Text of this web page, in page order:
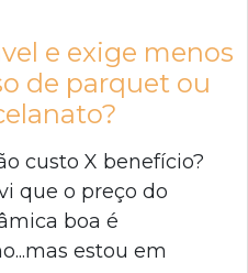
e exige menos
de parquet ou
custo X benefício?
que o preço do
boa é
estou em